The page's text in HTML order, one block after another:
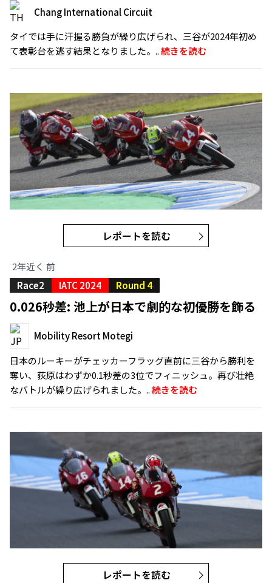
Chang International Circuit
タイでは手に汗握る勝負が繰り広げられ、三谷が2024年初め
て表彰台を逃す結果となりました。..続きを読む
レポートを読む
2年近く 前
Race2
IATC 2024 Round 4
0.026秒差: 池上が日本で劇的な初優勝を飾る
Mobility Resort Motegi
日本のルーキーがチェッカーフラッグ直前に三谷から勝利を
奪い、荻原はわずか0.1秒差の3位でフィニッシュ。再び壮絶
なバトルが繰り広げられました。..続きを読む
レポートを読む